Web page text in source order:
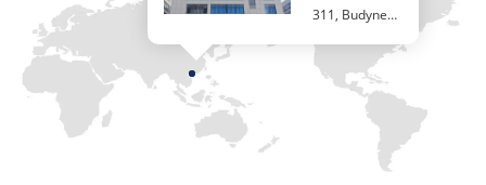
311, Budynek
37, Strefa
Przemysłowa
Yintian,
Yantian, Ulica